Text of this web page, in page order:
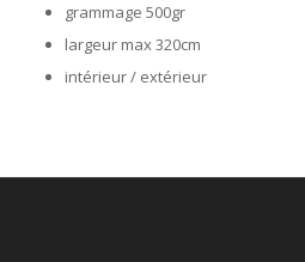
grammage 500gr
largeur max 320cm
intérieur / extérieur